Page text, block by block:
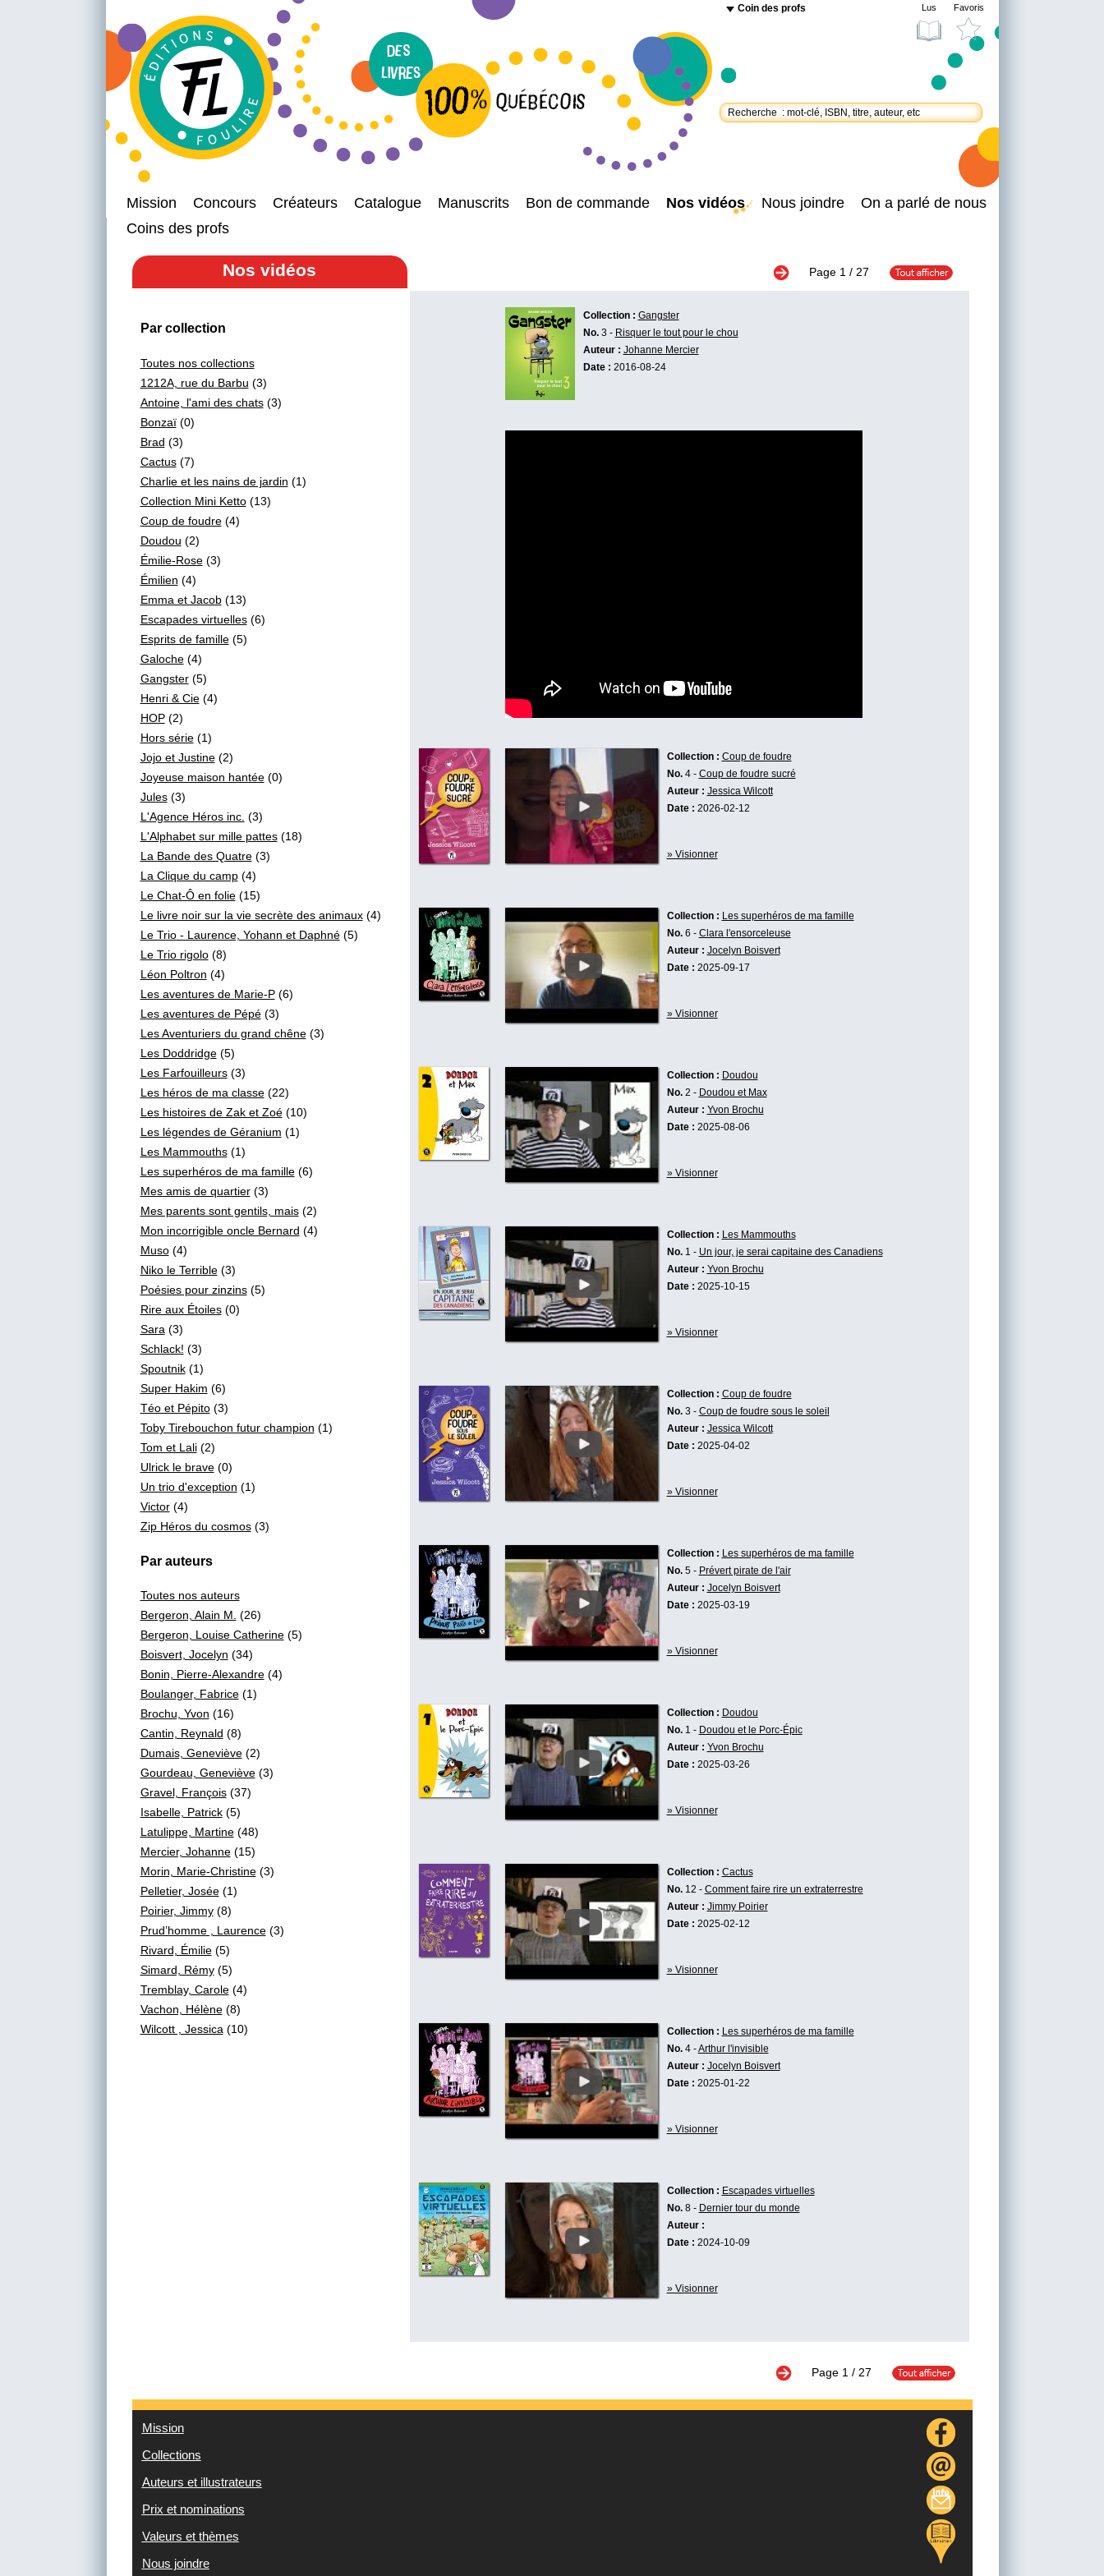
Mission Concours Créateurs Catalogue Manuscrits Bon de commande Nos vidéos Nous joindre
On a parlé de nous
Coins des profs
Coin des profs Lus Favoris
Nos vidéos
Par collection
Toutes nos collections
1212A, rue du Barbu (3)
Antoine, l'ami des chats(3)
Bonzaï(0)
Brad (3)
Cactus(7)
Charlie et les nains de jardin (1)
Collection Mini Ketto(13)
Coup de foudre(4)
Doudou (2)
Émilie-Rose(3)
Émilien (4)
Emma et Jacob(13)
Escapades virtuelles(6)
Esprits de famille(5)
Galoche(4)
Gangster(5)
Henri & Cie(4)
HOP(2)
Hors série(1)
Jojo et Justine(2)
Joyeuse maison hantée(0)
Jules(3)
L'Agence Héros inc. (3)
L'Alphabet sur mille pattes(18)
La Bande des Quatre(3)
La Clique du camp(4)
Le Chat-Ô en folie(15)
Le livre noir sur la vie secrète des animaux(4)
Le Trio - Laurence, Yohann et Daphné(5)
Le Trio rigolo(8)
Léon Poltron (4)
Les aventures de Marie-P(6)
Les aventures de Pépé(3)
Les Aventuriers du grand chêne(3)
Les Doddridge(5)
Les Farfouilleurs(3)
Les héros de ma classe(22)
Les histoires de Zak et Zoé(10)
Les légendes de Géranium (1)
Les Mammouths(1)
Les superhéros de ma famille(6)
Mes amis de quartier(3)
Mes parents sont gentils, mais(2)
Mon incorrigible oncle Bernard (4)
Muso(4)
Niko le Terrible(3)
Poésies pour zinzins(5)
Rire aux Étoiles(0)
Sara (3)
Schlack! (3)
Spoutnik(1)
Super Hakim (6)
Téo et Pépito(3)
Toby Tirebouchon futur champion (1)
Tom et Lali(2)
Ulrick le brave(0)
Un trio d'exception (1)
Victor(4)
Zip Héros du cosmos(3)
Par auteurs
Toutes nos auteurs
Bergeron, Alain M. (26)
Bergeron, Louise Catherine(5)
Boisvert, Jocelyn (34)
Bonin, Pierre-Alexandre(4)
Boulanger, Fabrice(1)
Brochu, Yvon (16)
Cantin, Reynald (8)
Dumais, Geneviève(2)
Gourdeau, Geneviève(3)
Gravel, François(37)
Isabelle, Patrick(5)
Latulippe, Martine(48)
Mercier, Johanne(15)
Morin, Marie-Christine(3)
Pelletier, Josée(1)
Poirier, Jimmy(8)
Prud’homme , Laurence(3)
Rivard, Émilie(5)
Simard, Rémy(5)
Tremblay, Carole(4)
Vachon, Hélène(8)
Wilcott , Jessica(10)
Page 1 / 27
Collection : Gangster
No.3 - Risquer le tout pour le chou
Auteur : Johanne Mercier
Date : 2016-08-24
Collection : Coup de foudre
No.4 - Coup de foudre sucré
Auteur : Jessica Wilcott
Date : 2026-02-12
» Visionner
Collection : Les superhéros de ma famille
No.6 - Clara l'ensorceleuse
Auteur : Jocelyn Boisvert
Date : 2025-09-17
» Visionner
Collection : Doudou
No.2 - Doudou et Max
Auteur : Yvon Brochu
Date : 2025-08-06
» Visionner
Collection : Les Mammouths
No.1 - Un jour, je serai capitaine des Canadiens
Auteur : Yvon Brochu
Date : 2025-10-15
» Visionner
Collection : Coup de foudre
No.3 - Coup de foudre sous le soleil
Auteur : Jessica Wilcott
Date : 2025-04-02
» Visionner
Collection : Les superhéros de ma famille
No.5 - Prévert pirate de l'air
Auteur : Jocelyn Boisvert
Date : 2025-03-19
» Visionner
Collection : Doudou
No.1 - Doudou et le Porc-Épic
Auteur : Yvon Brochu
Date : 2025-03-26
» Visionner
Collection : Cactus
No.12 - Comment faire rire un extraterrestre
Auteur : Jimmy Poirier
Date : 2025-02-12
» Visionner
Collection : Les superhéros de ma famille
No.4 -Arthur l'invisible
Auteur : Jocelyn Boisvert
Date : 2025-01-22
» Visionner
Collection : Escapades virtuelles
No.8 - Dernier tour du monde
Auteur :
Date : 2024-10-09
» Visionner
Page 1 / 27
Mission
Collections
Auteurs et illustrateurs
Prix et nominations
Valeurs et thèmes
Nous joindre